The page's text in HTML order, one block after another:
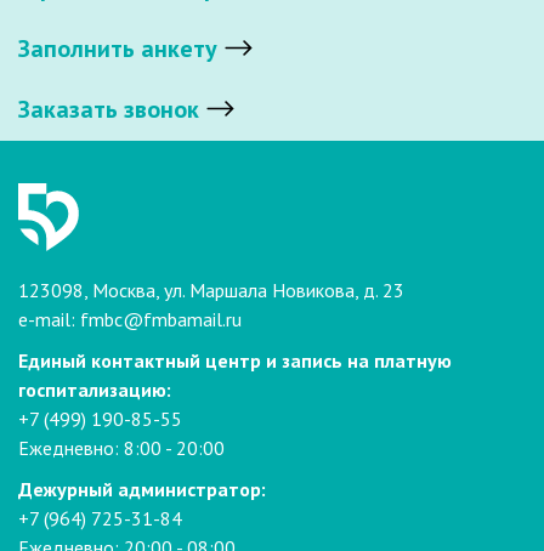
Заполнить анкету
Заказать звонок
123098, Москва, ул. Маршала Новикова, д. 23
e-mail: fmbc@fmbamail.ru
Единый контактный центр и запись на платную
госпитализацию:
+7 (499) 190-85-55
Ежедневно: 8:00 - 20:00
Дежурный администратор:
+7 (964) 725-31-84